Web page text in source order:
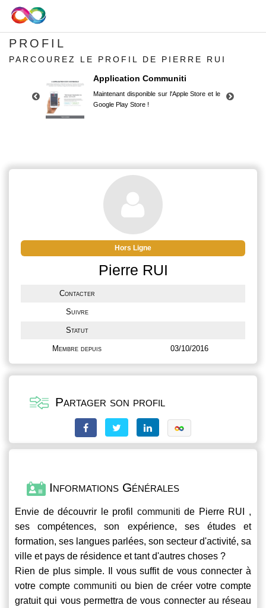
PROFIL
PARCOUREZ LE PROFIL DE PIERRE RUI
Application Communiti
Maintenant disponible sur l'Apple Store et le
Google Play Store !
Google Play Store !
Hors Ligne
Pierre RUI
Contacter
Suivre
Statut
Membre depuis 03/10/2016
Partager son profil
Informations Générales
Envie de découvrir le profil communiti de Pierre RUI ,
ses compétences, son expérience, ses études et
formation, ses langues parlées, son secteur d'activité, sa
ville et pays de résidence et tant d'autres choses ?
Rien de plus simple. Il vous suffit de vous connecter à
votre compte communiti ou bien de créer votre compte
gratuit qui vous permettra de vous connecter au réseau